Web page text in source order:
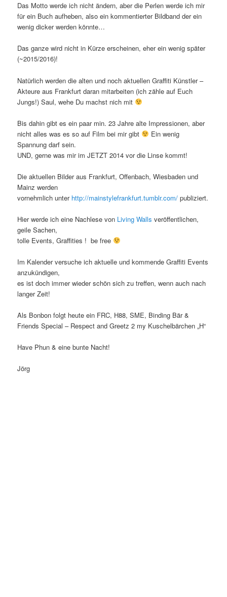
Das Motto werde ich nicht ändern, aber die Perlen werde ich mir
für ein Buch aufheben, also ein kommentierter Bildband der ein
wenig dicker werden könnte…
Das ganze wird nicht in Kürze erscheinen, eher ein wenig später
(~2015/2016)!
Natürlich werden die alten und noch aktuellen Graffiti Künstler –
Akteure aus Frankfurt daran mitarbeiten (ich zähle auf Euch
Jungs!) Saul, wehe Du machst nich mit
Bis dahin gibt es ein paar min. 23 Jahre alte Impressionen, aber
nicht alles was es so auf Film bei mir gibt
Ein wenig
Spannung darf sein.
UND, gerne was mir im JETZT 2014 vor die Linse kommt!
Die aktuellen Bilder aus Frankfurt, Offenbach, Wiesbaden und
Mainz werden
vornehmlich unter http://mainstylefrankfurt.tumblr.com/ publiziert.
Hier werde ich eine Nachlese von Living Walls veröffentlichen,
geile Sachen,
tolle Events, Graffities ! be free
Im Kalender versuche ich aktuelle und kommende Graffiti Events
anzukündigen,
es ist doch immer wieder schön sich zu treffen, wenn auch nach
langer Zeit!
Als Bonbon folgt heute ein FRC, H88, SME, Binding Bär &
Friends Special – Respect and Greetz 2 my Kuschelbärchen „H“
Have Phun & eine bunte Nacht!
Jörg